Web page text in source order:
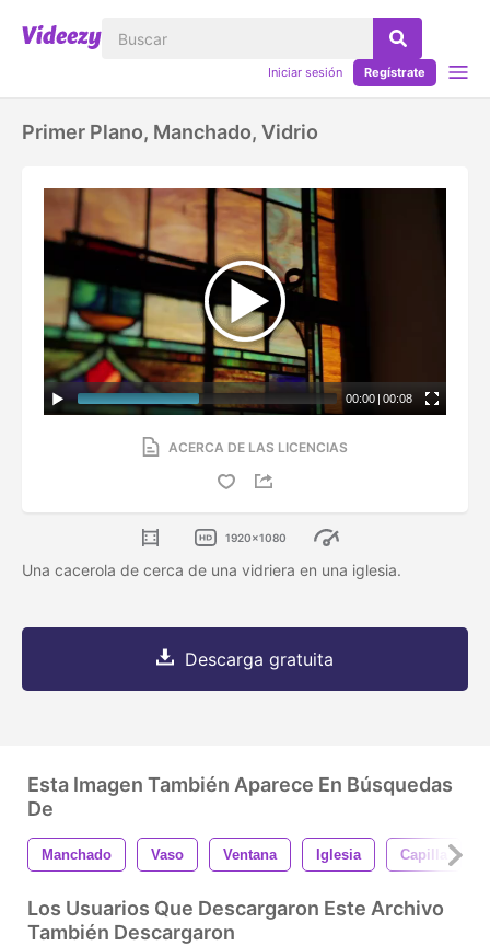
Iniciar sesión Regístrate
Primer Plano, Manchado, Vidrio
00:00 | 00:08
ACERCA DE LAS LICENCIAS
1920x1080
Una cacerola de cerca de una vidriera en una iglesia.
Descarga gratuita
Esta Imagen También Aparece En Búsquedas
De
Manchado Vaso Ventana Iglesia Capilla
Los Usuarios Que Descargaron Este Archivo
También Descargaron